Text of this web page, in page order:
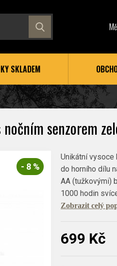
SKLADEM
senzorem
- 8 %
Unikátní vysoce
do horního dílu
AA (tužkovými)
1000 hodin
Zobrazit celý
699 Kč